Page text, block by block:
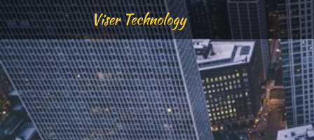
Viser Technology